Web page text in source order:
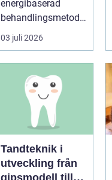
energibaserad
behandlingsmetod
som stödjer
kroppens egen
läknings...
03 juli 2026
Tandteknik i
utveckling från
gipsmodell till